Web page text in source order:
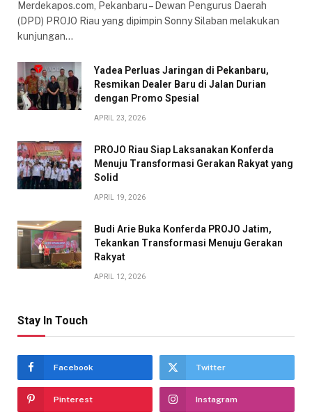
Merdekapos.com, Pekanbaru – Dewan Pengurus Daerah
(DPD) PROJO Riau yang dipimpin Sonny Silaban melakukan
kunjungan…
Yadea Perluas Jaringan di Pekanbaru,
Resmikan Dealer Baru di Jalan Durian
dengan Promo Spesial
APRIL 23, 2026
PROJO Riau Siap Laksanakan Konferda
Menuju Transformasi Gerakan Rakyat yang
Solid
APRIL 19, 2026
Budi Arie Buka Konferda PROJO Jatim,
Tekankan Transformasi Menuju Gerakan
Rakyat
APRIL 12, 2026
Stay In Touch
Facebook Twitter
Pinterest Instagram